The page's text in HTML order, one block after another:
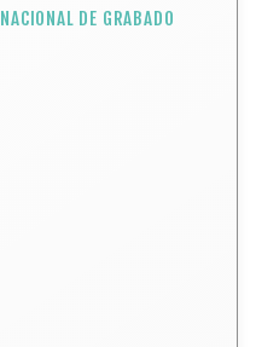
DE GRABADO